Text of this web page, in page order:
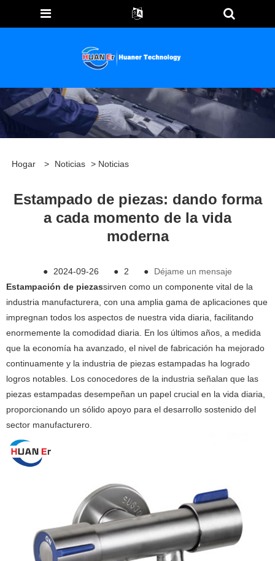
Hogar > Noticias > Noticias
Estampado de piezas: dando forma
a cada momento de la vida
moderna
● 2024-09-26 ● 2 ●
Déjame un mensaje
Estampación de piezassirven como un componente vital de la
industria manufacturera, con una amplia gama de aplicaciones que
impregnan todos los aspectos de nuestra vida diaria, facilitando
enormemente la comodidad diaria. En los últimos años, a medida
que la economía ha avanzado, el nivel de fabricación ha mejorado
continuamente y la industria de piezas estampadas ha logrado
logros notables. Los conocedores de la industria señalan que las
piezas estampadas desempeñan un papel crucial en la vida diaria,
proporcionando un sólido apoyo para el desarrollo sostenido del
sector manufacturero.